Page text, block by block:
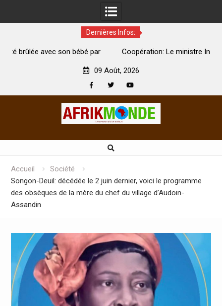
Dernières Infos:
Coopération: Le ministre Indien Kirti Vardhan Singh à
09 Août, 2026
Accueil
Société
Songon-Deuil: décédée le 2 juin dernier, voici le programme
des obsèques de la mère du chef du village d’Audoin-
Assandin